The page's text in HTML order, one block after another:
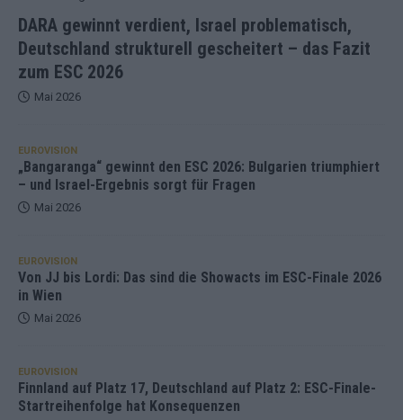
DARA gewinnt verdient, Israel problematisch,
Deutschland strukturell gescheitert – das Fazit
zum ESC 2026
Mai 2026
EUROVISION
„Bangaranga“ gewinnt den ESC 2026: Bulgarien triumphiert
– und Israel-Ergebnis sorgt für Fragen
Mai 2026
EUROVISION
Von JJ bis Lordi: Das sind die Showacts im ESC-Finale 2026
in Wien
Mai 2026
EUROVISION
Finnland auf Platz 17, Deutschland auf Platz 2: ESC-Finale-
Startreihenfolge hat Konsequenzen